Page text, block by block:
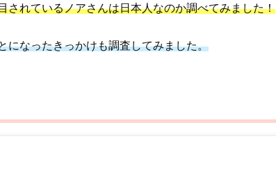
されているノアさんは日本人なのか調べてみました！
になったきっかけも調査してみました。